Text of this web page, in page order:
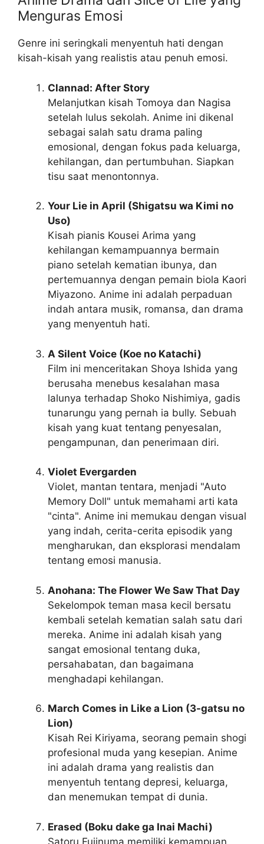
Menguras Emosi
Genre ini seringkali menyentuh hati dengan
kisah-kisah yang realistis atau penuh emosi.
Clannad: After Story
Melanjutkan kisah Tomoya dan Nagisa
setelah lulus sekolah. Anime ini dikenal
sebagai salah satu drama paling
emosional, dengan fokus pada keluarga,
kehilangan, dan pertumbuhan. Siapkan
tisu saat menontonnya.
Your Lie in April (Shigatsu wa Kimi no
Uso)
Kisah pianis Kousei Arima yang
kehilangan kemampuannya bermain
piano setelah kematian ibunya, dan
pertemuannya dengan pemain biola Kaori
Miyazono. Anime ini adalah perpaduan
indah antara musik, romansa, dan drama
yang menyentuh hati.
A Silent Voice (Koe no Katachi)
Film ini menceritakan Shoya Ishida yang
berusaha menebus kesalahan masa
lalunya terhadap Shoko Nishimiya, gadis
tunarungu yang pernah ia bully. Sebuah
kisah yang kuat tentang penyesalan,
pengampunan, dan penerimaan diri.
Violet Evergarden
Violet, mantan tentara, menjadi "Auto
Memory Doll" untuk memahami arti kata
"cinta". Anime ini memukau dengan visual
yang indah, cerita-cerita episodik yang
mengharukan, dan eksplorasi mendalam
tentang emosi manusia.
Anohana: The Flower We Saw That Day
Sekelompok teman masa kecil bersatu
kembali setelah kematian salah satu dari
mereka. Anime ini adalah kisah yang
sangat emosional tentang duka,
persahabatan, dan bagaimana
menghadapi kehilangan.
March Comes in Like a Lion (3-gatsu no
Lion)
Kisah Rei Kiriyama, seorang pemain shogi
profesional muda yang kesepian. Anime
ini adalah drama yang realistis dan
menyentuh tentang depresi, keluarga,
dan menemukan tempat di dunia.
Erased (Boku dake ga Inai Machi)
Satoru Fujinuma memiliki kemampuan